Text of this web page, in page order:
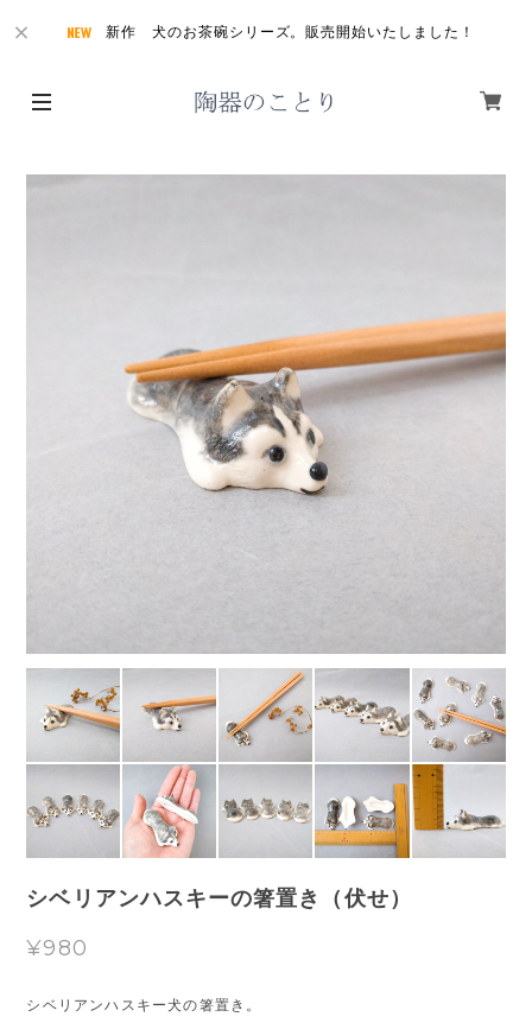
新作 犬のお茶碗シリーズ。販売開始いたしました！
シベリアンハスキーの箸置き（伏せ）
¥980
シベリアンハスキー犬の箸置き。